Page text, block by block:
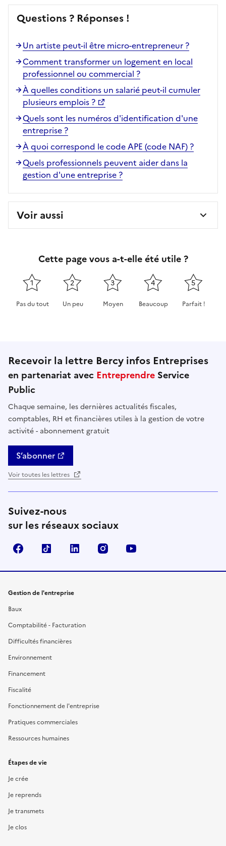
Questions ? Réponses !
Un artiste peut-il être micro-entrepreneur ?
Comment transformer un logement en local
professionnel ou commercial ?
À quelles conditions un salarié peut-il cumuler
plusieurs emplois ?
Quels sont les numéros d'identification d'une
entreprise ?
À quoi correspond le code APE (code NAF) ?
Quels professionnels peuvent aider dans la
gestion d'une entreprise ?
Voir aussi
Cette page vous a-t-elle été utile ?
1
Pas du tout
2
Un peu
3
Moyen
4
Beaucoup
5
Parfait !
Recevoir la lettre Bercy infos Entreprises
en partenariat avec Entreprendre Service
Public
Chaque semaine, les dernières actualités fiscales,
comptables, RH et financières utiles à la gestion de votre
activité - abonnement gratuit
S’abonner
Voir toutes les lettres
Suivez-nous
sur les réseaux sociaux
FacebookTikTok Linkedin Instagram
Gestion de l'entreprise
Baux
Comptabilité - Facturation
Difficultés financières
Environnement
Financement
Fiscalité
Fonctionnement de l'entreprise
Pratiques commerciales
Ressources humaines
Étapes de vie
Je crée
Je reprends
Je transmets
Je clos